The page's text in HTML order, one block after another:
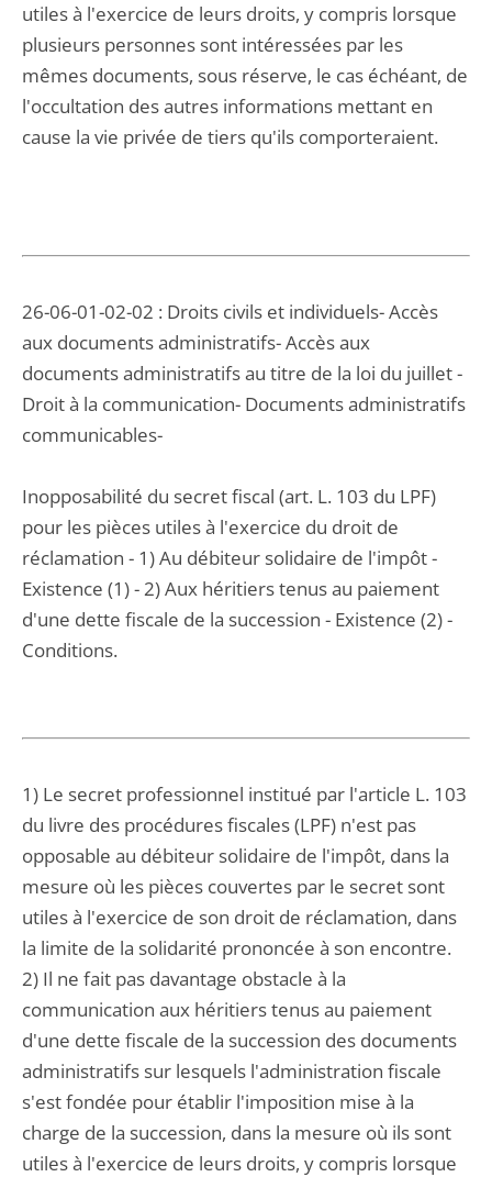
utiles à l'exercice de leurs droits, y compris lorsque
plusieurs personnes sont intéressées par les
mêmes documents, sous réserve, le cas échéant, de
l'occultation des autres informations mettant en
cause la vie privée de tiers qu'ils comporteraient.
26-06-01-02-02 : Droits civils et individuels- Accès
aux documents administratifs- Accès aux
documents administratifs au titre de la loi du juillet -
Droit à la communication- Documents administratifs
communicables-
Inopposabilité du secret fiscal (art. L. 103 du LPF)
pour les pièces utiles à l'exercice du droit de
réclamation - 1) Au débiteur solidaire de l'impôt -
Existence (1) - 2) Aux héritiers tenus au paiement
d'une dette fiscale de la succession - Existence (2) -
Conditions.
1) Le secret professionnel institué par l'article L. 103
du livre des procédures fiscales (LPF) n'est pas
opposable au débiteur solidaire de l'impôt, dans la
mesure où les pièces couvertes par le secret sont
utiles à l'exercice de son droit de réclamation, dans
la limite de la solidarité prononcée à son encontre.
2) Il ne fait pas davantage obstacle à la
communication aux héritiers tenus au paiement
d'une dette fiscale de la succession des documents
administratifs sur lesquels l'administration fiscale
s'est fondée pour établir l'imposition mise à la
charge de la succession, dans la mesure où ils sont
utiles à l'exercice de leurs droits, y compris lorsque